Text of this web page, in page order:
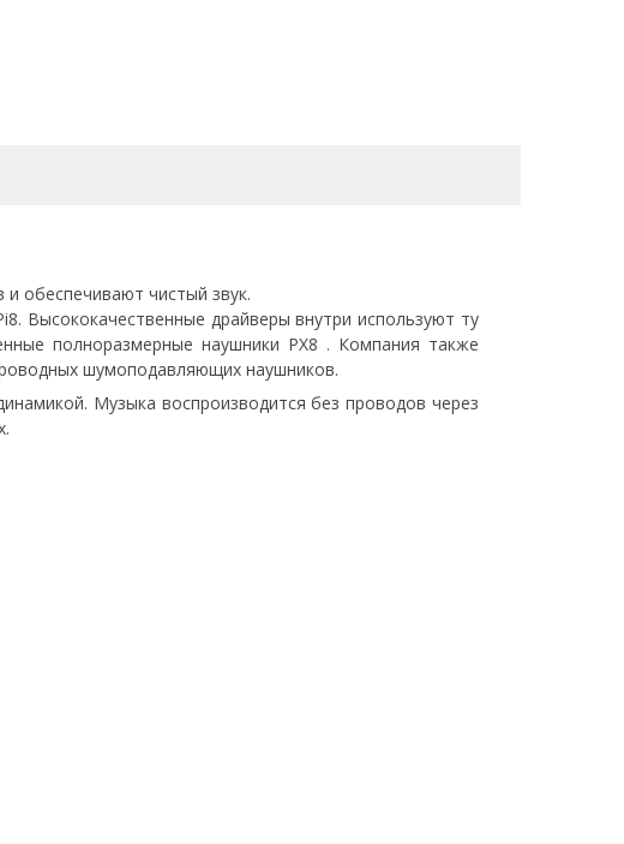
обеспечивают чистый звук.
Высококачественные драйверы внутри используют ту
полноразмерные наушники PX8 . Компания также
шумоподавляющих наушников.
Музыка воспроизводится без проводов через